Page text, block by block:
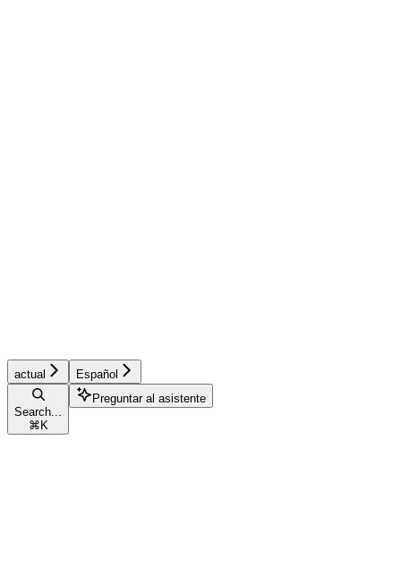
actual Español
Search...
⌘ K
Preguntar al asistente